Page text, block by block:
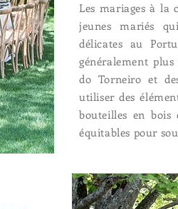
Les mariages à la
jeunes mariés
délicates au
généralement
do Torneiro et
utiliser des
bouteilles en bois
équitables pour